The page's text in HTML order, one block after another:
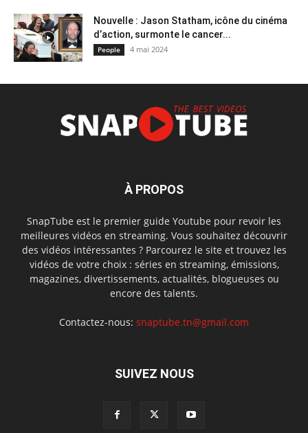
Nouvelle : Jason Statham, icône du cinéma
d’action, surmonte le cancer...
People 4 mai 2024
À PROPOS
SnapTube est le premier guide Youtube pour revoir les
meilleures vidéos en streaming. Vous souhaitez découvrir
des vidéos intéressantes ? Parcourez le site et trouvez les
vidéos de votre choix : séries en streaming, émissions,
magazines, divertissements, actualités, blogueuses ou
encore des talents.
Contactez-nous: snaptube.tn@gmail.com
SUIVEZ NOUS